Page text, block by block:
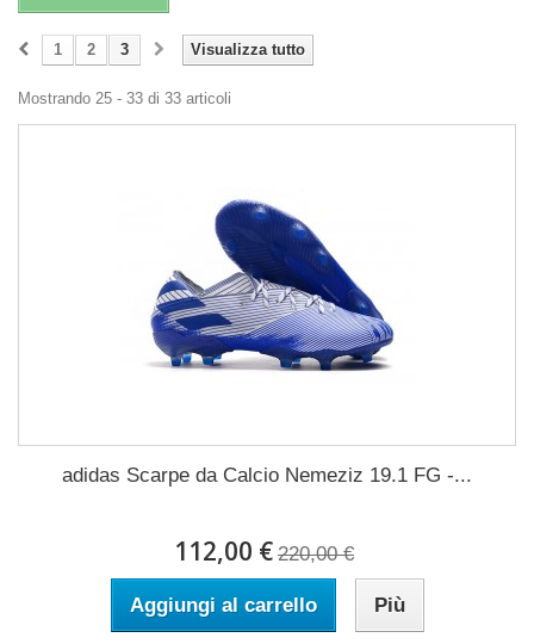
Visualizza tutto
1 2 3
Mostrando 25 - 33 di 33 articoli
adidas Scarpe da Calcio Nemeziz 19.1 FG -...
112,00 € 220,00 €
Aggiungi al carrello Più